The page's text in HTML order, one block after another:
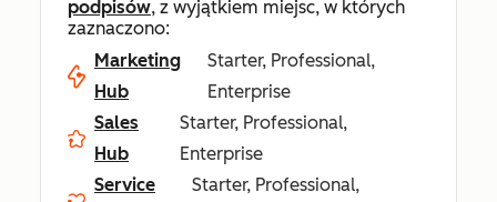
podpisów, z wyjątkiem miejsc, w których
zaznaczono:
Marketing
Hub
Starter, Professional,
Enterprise
Sales
Hub
Starter, Professional,
Enterprise
Service
Starter, Professional,